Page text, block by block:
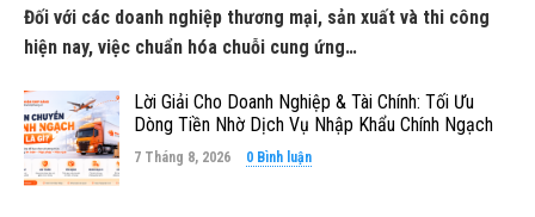
Đối với các doanh nghiệp thương mại, sản xuất và thi công
hiện nay, việc chuẩn hóa chuỗi cung ứng…
Lời Giải Cho Doanh Nghiệp & Tài Chính: Tối Ưu
Dòng Tiền Nhờ Dịch Vụ Nhập Khẩu Chính Ngạch
7 Tháng 8, 2026 0 Bình luận